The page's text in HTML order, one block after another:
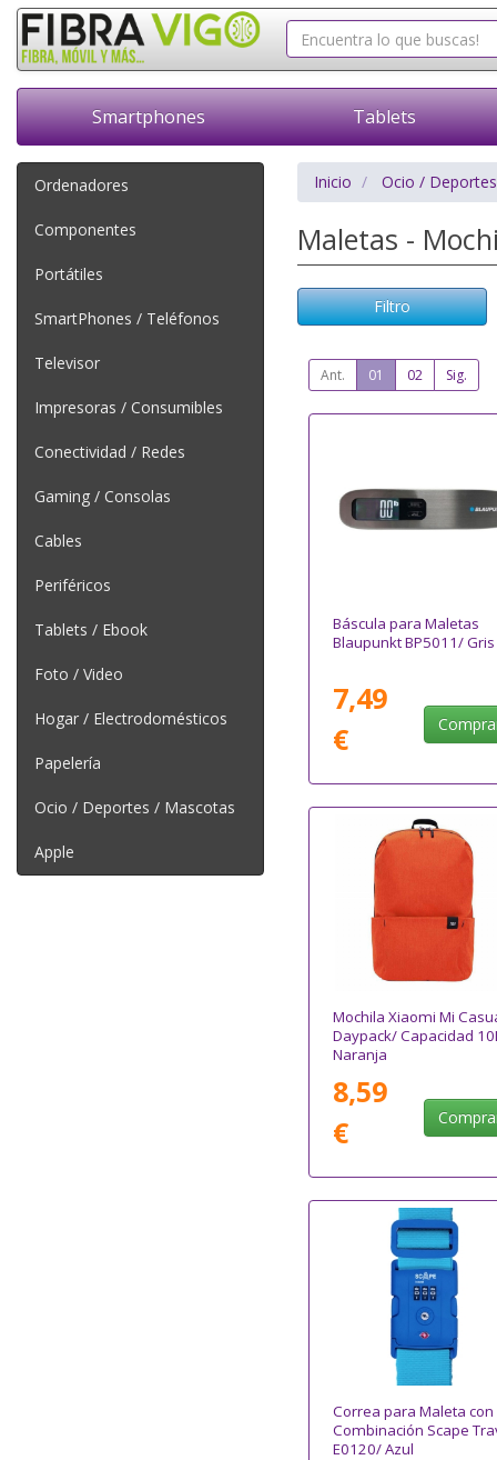
Smartphones Tablets
Ordenadores
Componentes
Portátiles
SmartPhones / Teléfonos
Televisor
Impresoras / Consumibles
Conectividad / Redes
Gaming / Consolas
Cables
Periféricos
Tablets / Ebook
Foto / Video
Hogar / Electrodomésticos
Papelería
Ocio / Deportes / Mascotas
Apple
Inicio Ocio /
Maletas -
Filtro
Ant. 01 02 Sig.
Báscula para Maletas
Blaupunkt BP5011/ Gris
7,49
€
Mochila Xiaomi Mi
Daypack/ Capacidad
Naranja
8,59
€
Correa para Maleta con
Combinación Scape
E0120/ Azul